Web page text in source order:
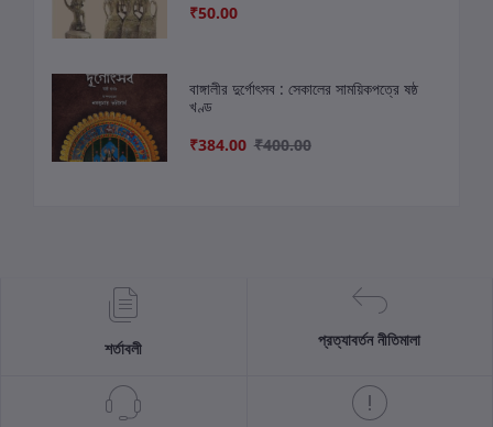
₹50.00
বাঙ্গালীর দুর্গোৎসব : সেকালের সাময়িকপত্রে ষষ্ঠ
খণ্ড
₹384.00 ₹400.00
শর্তাবলী প্রত্যাবর্তন নীতিমালা